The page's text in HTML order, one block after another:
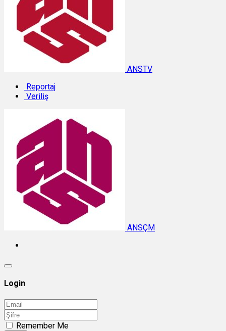
ANSTV
Reportaj
Veriliş
ANSÇM
Login
Remember Me